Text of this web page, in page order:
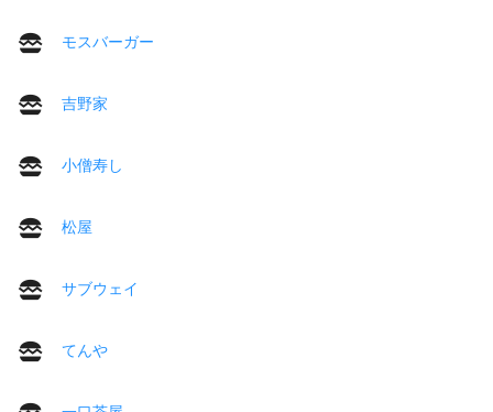
モスバーガー
吉野家
小僧寿し
松屋
サブウェイ
てんや